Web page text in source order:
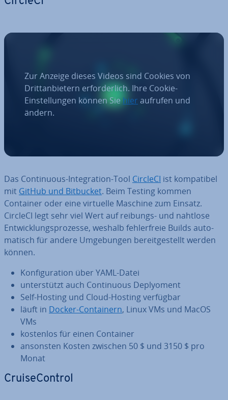
Zur Anzeige dieses Videos sind Cookies von
Drittanbietern erforderlich. Ihre Cookie-
Einstellungen können Siehier aufrufen und
ändern.
Das Con­ti­nuous-In­te­gra­ti­on-Tool CircleCI ist kom­pa­ti­bel
mit GitHub und Bitbucket. Beim Testing kommen
Container oder eine virtuelle Maschine zum Einsatz.
CircleCI legt sehr viel Wert auf reibungs- und nahtlose
Ent­wick­lungs­pro­zes­se, weshalb feh­ler­freie Builds au­to­
ma­tisch für andere Um­ge­bun­gen be­reit­ge­stellt werden
können.
Kon­fi­gu­ra­ti­on über YAML-Datei
un­ter­stützt auch Con­ti­nuous De­ply­o­ment
Self-Hosting und Cloud-Hosting verfügbar
läuft in Docker-Con­tai­nern, Linux VMs und MacOS
VMs
kostenlos für einen Container
ansonsten Kosten zwischen 50 $ und 3150 $ pro
Monat
Crui­se­Con­trol